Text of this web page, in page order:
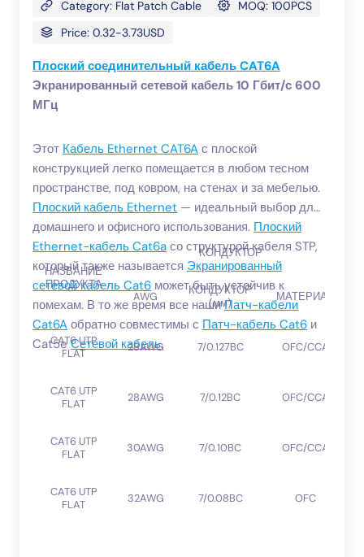
Category: Flat Patch Cable
MOQ: 100PCS
Price: 0.32-3.73USD
Плоский соединительный кабель CAT6A
Экранированный сетевой кабель 10 Гбит/с 600
МГц
Этот Кабель Ethernet CAT6A с плоской
конструкцией легко помещается в любом тесном
пространстве, под ковром, на стенах и за мебелью.
Плоский кабель Ethernet — идеальный выбор для
домашнего и офисного использования. Плоский
Ethernet-кабель Cat6a со структурой кабеля STP,
который также называется Экранированный
сетевой кабель Cat6 может быть устойчив к
помехам. В то же время все нашиПатч-кабели
Cat6A обратно совместимы с Патч-кабель Cat6 и
Cat5eСетевой кабель.
НАЗВАНИЕ
ПРОДУКТА
КОНДУКТОР
AWG
КОНДУКТОР
(мм)
МАТЕРИАЛ
CAT6 UTP
FLAT
28AWG 7/0.127BC OFC/CCA
CAT6 UTP
FLAT
28AWG 7/0.12BC OFC/CCA
CAT6 UTP
FLAT
30AWG 7/0.10BC OFC/CCA
CAT6 UTP
FLAT
32AWG 7/0.08BC OFC